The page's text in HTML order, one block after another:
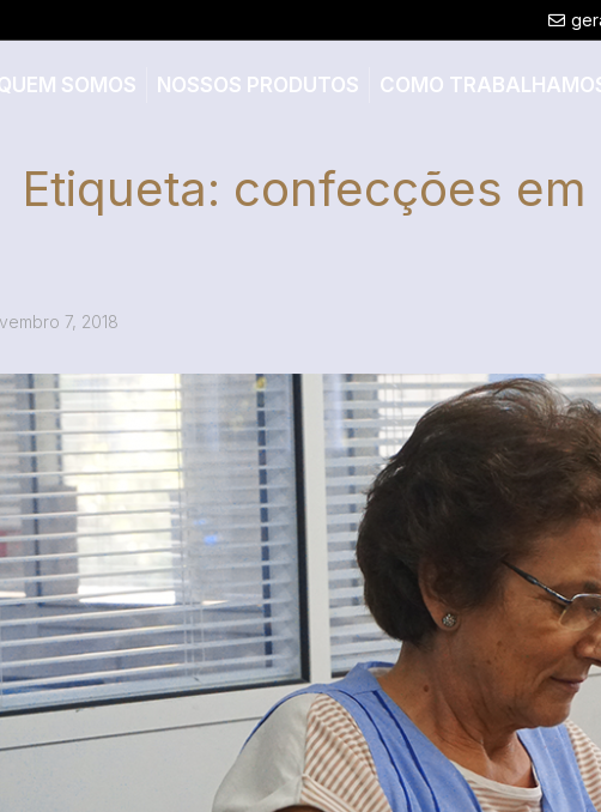
SOMOS NOSSOS PRODUTOS COMO
Etiqueta: confecções
7, 2018